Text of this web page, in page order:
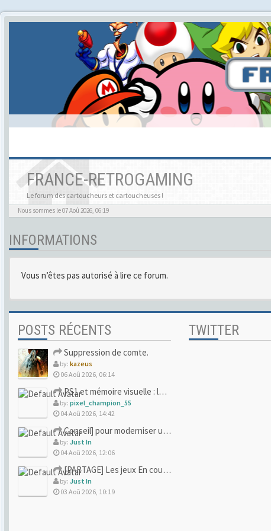
FRANCE-RETROGAMING
Le forum des cartoucheurs et cartoucheuses !
Nous sommes le 07 Aoû 2026, 06:19
INFORMATIONS
Vous n’êtes pas autorisé à lire ce forum.
POSTS RÉCENTS
Suppression de comte.
by: kazeus
06 Aoû 2026, 06:14
PS1 et mémoire visuelle : le jeu qui vous a soufflé la premi
by: pixel_champion_55
04 Aoû 2026, 14:42
Conseil] pour moderniser un site (un peu trop) rétro
by: Just In
04 Aoû 2026, 12:06
[PARTAGE] Les jeux En cours/Terminés
by: Just In
03 Aoû 2026, 10:19
TWITTER